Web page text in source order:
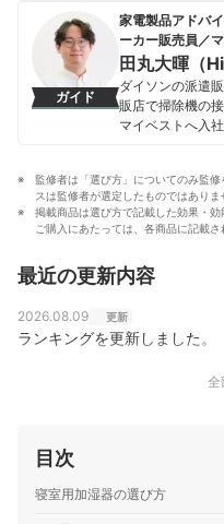
ンキシャ！」（
ジテレビ）、
齊藤雅也のプ
円を経験、「法
る。 その後15年
ロの家電販売員
様々なメディア
報ブログ「家電
ます」を自ら運
ている。また、
電に巡り会える
野村暁（たろ
ガイド
家電製品アドバ
ーカー販売員／
田丸大暉（
ダイソンの派遣
販店で掃除機の
マイベストへ入
ガイドを担当し
総合家電メーカ
メーカーまで、
簡単に選べるよ
入れのしやすさ
監修者は「選び方」についてのみ監
スは監修者が選定したものではありま
掲載商品は選び方で記載した効果・効
ご購入にあたっては、各商品に記載
最近の更新内容
2026.08.09 更新
ランキングを更新しました。
全
目次
寝室用加湿器の選び方